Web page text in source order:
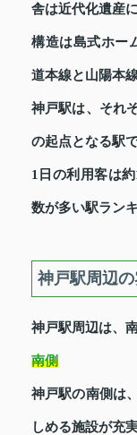
舎は近代化遺産
構造は島式ホー
道本線と山陽本
神戸駅は、それ
の起点となる駅で
1日の利用客は
数が多い駅ラン
神戸駅周辺
神戸駅周辺は、
南側
神戸駅の南側は
しめる施設が充